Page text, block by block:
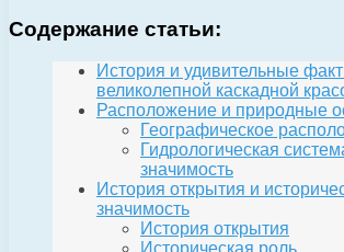
Содержание статьи:
История и удивительные
великолепной каскадной
Расположение и природные
Географическое
Гидрологическая
значимость
История открытия и
значимость
История открытия